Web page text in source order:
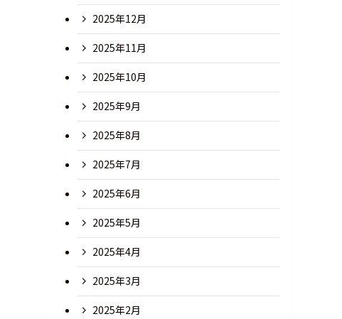
2025年12月
2025年11月
2025年10月
2025年9月
2025年8月
2025年7月
2025年6月
2025年5月
2025年4月
2025年3月
2025年2月